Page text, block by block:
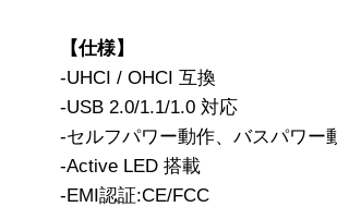
【仕様】
-UHCI / OHCI 互換
-USB 2.0/1.1/1.0 対応
-セルフパワー動作、バスパワー
-Active LED 搭載
-EMI認証:CE/FCC